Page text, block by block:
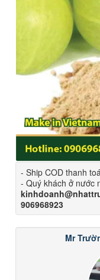
- Ship COD thanh
- Quý khách ở nước
906968923
Mr